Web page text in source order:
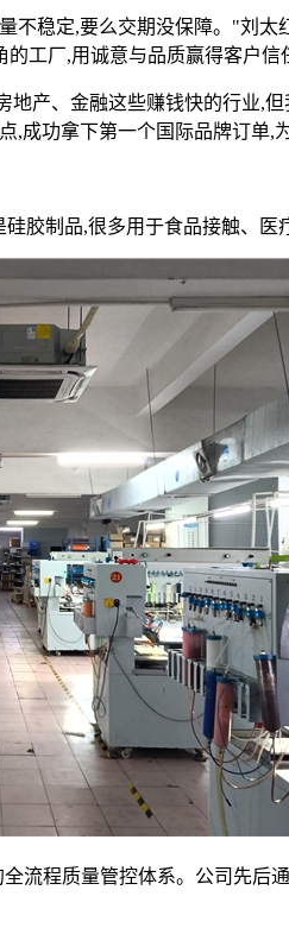
稳定,要么交期没保障。"刘
工厂,用诚意与品质赢得客户信
产、金融这些赚钱快的行业,
成功拿下第一个国际品牌订单,
胶制品,很多用于食品接触、医
程质量管控体系。公司先后